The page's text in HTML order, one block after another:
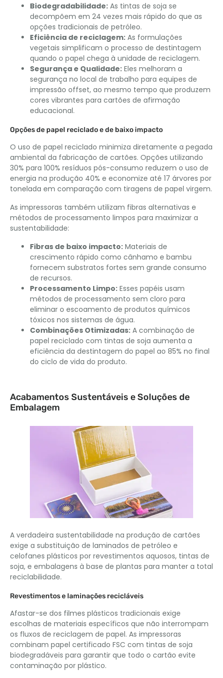
Biodegradabilidade: As tintas de soja se
decompõem em 24 vezes mais rápido do que as
opções tradicionais de petróleo.
Eficiência de reciclagem: As formulações
vegetais simplificam o processo de destintagem
quando o papel chega à unidade de reciclagem.
Segurança e Qualidade: Eles melhoram a
segurança no local de trabalho para equipes de
impressão offset, ao mesmo tempo que produzem
cores vibrantes para cartões de afirmação
educacional.
Opções de papel reciclado e de baixo impacto
O uso de papel reciclado minimiza diretamente a pegada
ambiental da fabricação de cartões. Opções utilizando
30% para 100% resíduos pós-consumo reduzem o uso de
energia na produção 40% e economize até 17 árvores por
tonelada em comparação com tiragens de papel virgem.
As impressoras também utilizam fibras alternativas e
métodos de processamento limpos para maximizar a
sustentabilidade:
Fibras de baixo impacto: Materiais de
crescimento rápido como cânhamo e bambu
fornecem substratos fortes sem grande consumo
de recursos.
Processamento Limpo: Esses papéis usam
métodos de processamento sem cloro para
eliminar o escoamento de produtos químicos
tóxicos nos sistemas de água.
Combinações Otimizadas: A combinação de
papel reciclado com tintas de soja aumenta a
eficiência da destintagem do papel ao 85% no final
do ciclo de vida do produto.
Acabamentos Sustentáveis ​​e Soluções de
Embalagem
A verdadeira sustentabilidade na produção de cartões
exige a substituição de laminados de petróleo e
celofanes plásticos por revestimentos aquosos, tintas de
soja, e embalagens à base de plantas para manter a total
reciclabilidade.
Revestimentos e laminações recicláveis
Afastar-se dos filmes plásticos tradicionais exige
escolhas de materiais específicos que não interrompam
os fluxos de reciclagem de papel. As impressoras
combinam papel certificado FSC com tintas de soja
biodegradáveis ​​para garantir que todo o cartão evite
contaminação por plástico.